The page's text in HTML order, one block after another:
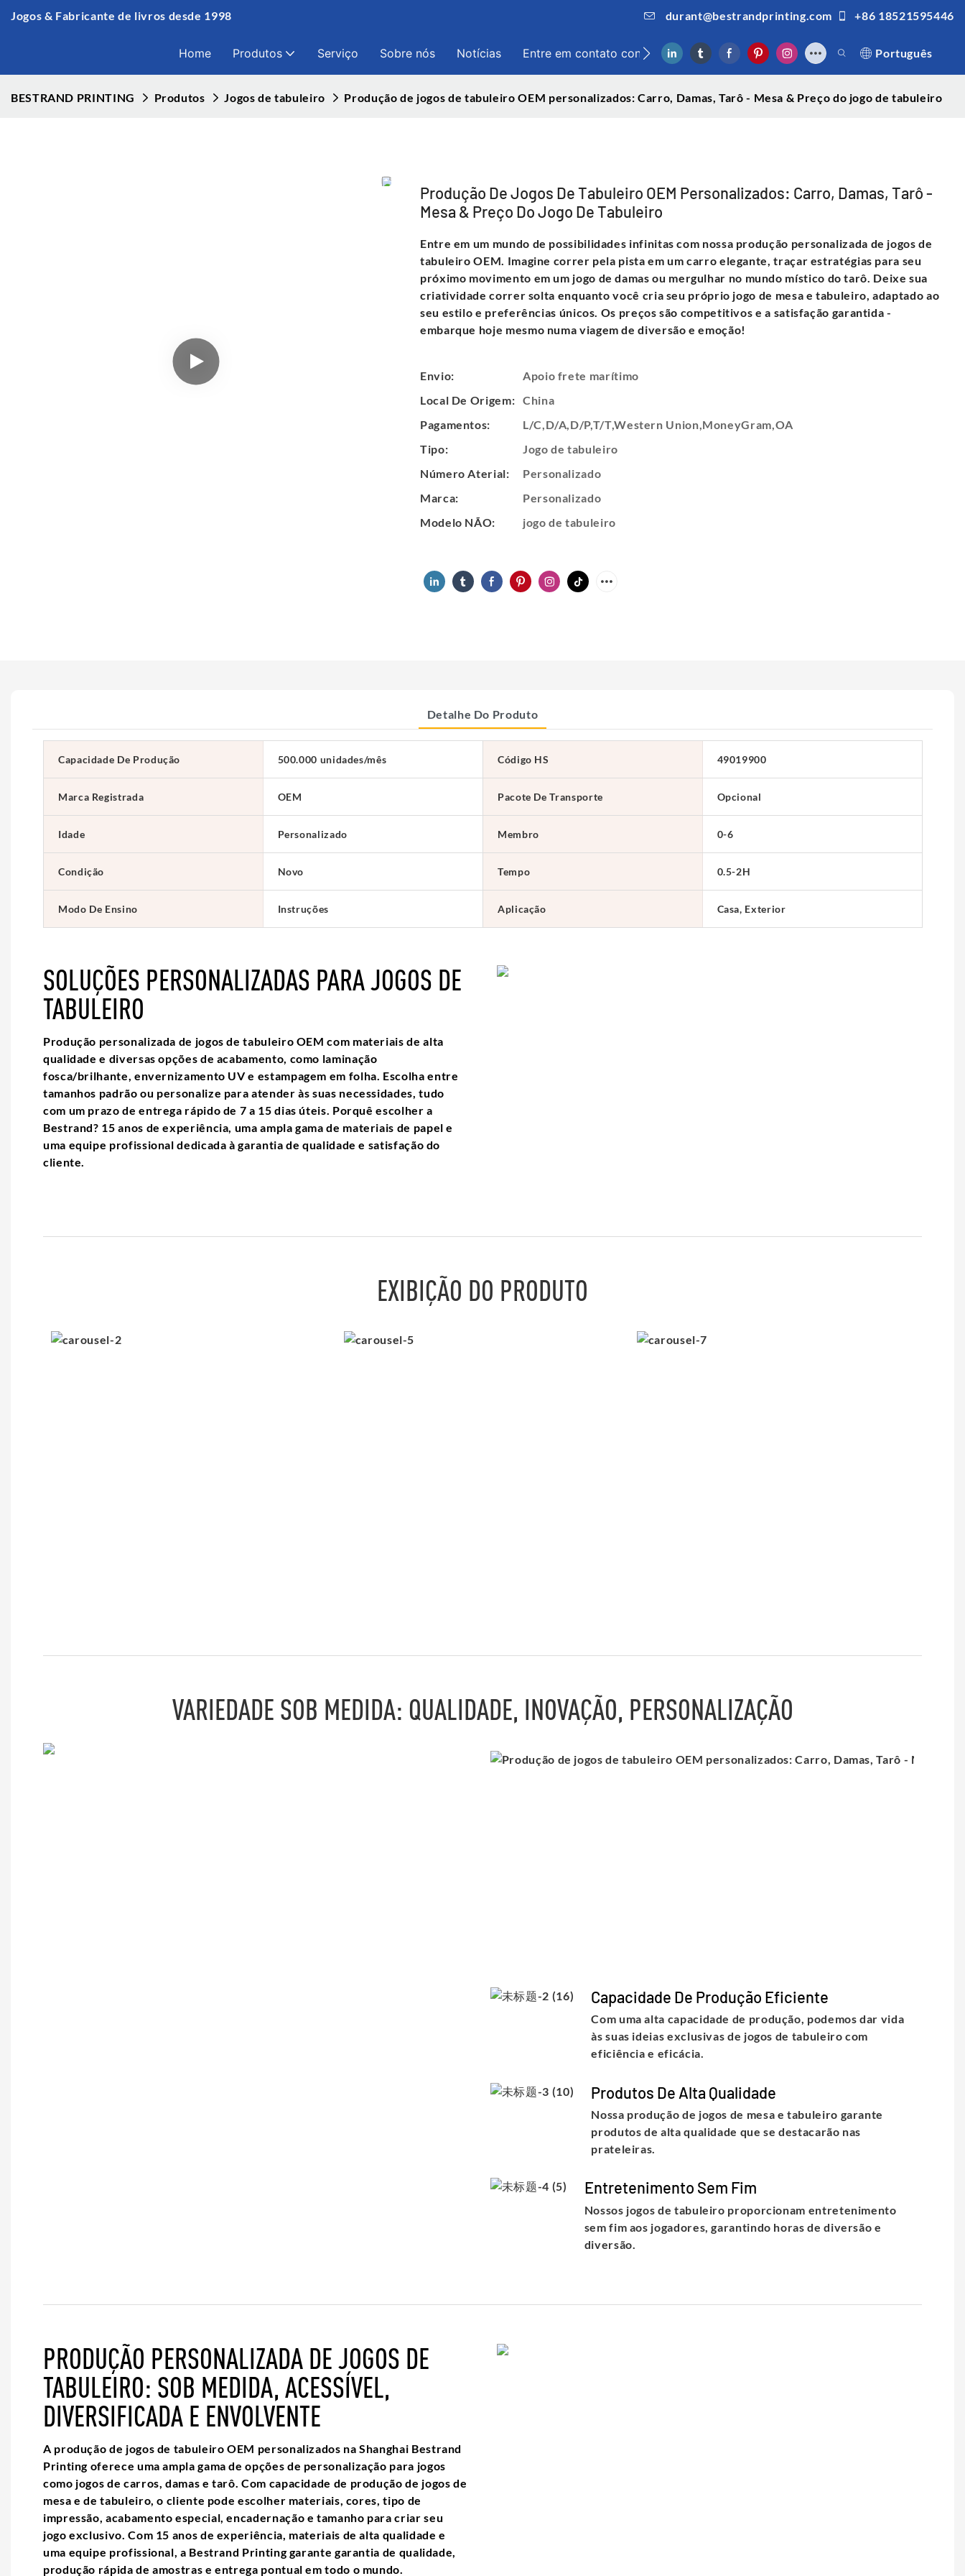
Jogos & Fabricante de livros desde 1998 durant@bestrandprinting.com +86 18521595446
Home Produtos Serviço Sobre nós Notícias Entre em contato conosco Português
BESTRAND PRINTING Produtos Jogos de tabuleiro Produção de jogos de tabuleiro OEM personalizados: Carro, Damas, Tarô - Mesa & Preço do jogo de tabuleiro
Produção De Jogos De Tabuleiro OEM Personalizados: Carro, Damas, Tarô -
Mesa & Preço Do Jogo De Tabuleiro
Entre em um mundo de possibilidades infinitas com nossa produção personalizada de jogos de
tabuleiro OEM. Imagine correr pela pista em um carro elegante, traçar estratégias para seu
próximo movimento em um jogo de damas ou mergulhar no mundo místico do tarô. Deixe sua
criatividade correr solta enquanto você cria seu próprio jogo de mesa e tabuleiro, adaptado ao
seu estilo e preferências únicos. Os preços são competitivos e a satisfação garantida -
embarque hoje mesmo numa viagem de diversão e emoção!
Envio:
Apoio frete marítimo
Local De Origem: China
Pagamentos:
L/C,D/A,D/P,T/T,Western Union,MoneyGram,OA
Tipo:
Jogo de tabuleiro
Número Aterial:
Personalizado
Marca:
Personalizado
Modelo NÃO:
jogo de tabuleiro
Detalhe Do Produto
Capacidade De Produção 500.000 unidades/mês Código HS 49019900
Marca Registrada OEM Pacote De Transporte Opcional
Idade Personalizado Membro 0-6
Condição Novo Tempo 0.5-2H
Modo De Ensino Instruções Aplicação Casa, Exterior
SOLUÇÕES PERSONALIZADAS PARA JOGOS DE
TABULEIRO
Produção personalizada de jogos de tabuleiro OEM com materiais de alta
qualidade e diversas opções de acabamento, como laminação
fosca/brilhante, envernizamento UV e estampagem em folha. Escolha entre
tamanhos padrão ou personalize para atender às suas necessidades, tudo
com um prazo de entrega rápido de 7 a 15 dias úteis. Porquê escolher a
Bestrand? 15 anos de experiência, uma ampla gama de materiais de papel e
uma equipe profissional dedicada à garantia de qualidade e satisfação do
cliente.
EXIBIÇÃO DO PRODUTO
VARIEDADE SOB MEDIDA: QUALIDADE, INOVAÇÃO, PERSONALIZAÇÃO
Capacidade De Produção Eficiente
Com uma alta capacidade de produção, podemos dar vida
às suas ideias exclusivas de jogos de tabuleiro com
eficiência e eficácia.
Produtos De Alta Qualidade
Nossa produção de jogos de mesa e tabuleiro garante
produtos de alta qualidade que se destacarão nas
prateleiras.
Entretenimento Sem Fim
Nossos jogos de tabuleiro proporcionam entretenimento
sem fim aos jogadores, garantindo horas de diversão e
diversão.
PRODUÇÃO PERSONALIZADA DE JOGOS DE
TABULEIRO: SOB MEDIDA, ACESSÍVEL,
DIVERSIFICADA E ENVOLVENTE
A produção de jogos de tabuleiro OEM personalizados na Shanghai Bestrand
Printing oferece uma ampla gama de opções de personalização para jogos
como jogos de carros, damas e tarô. Com capacidade de produção de jogos de
mesa e de tabuleiro, o cliente pode escolher materiais, cores, tipo de
impressão, acabamento especial, encadernação e tamanho para criar seu
jogo exclusivo. Com 15 anos de experiência, materiais de alta qualidade e
uma equipe profissional, a Bestrand Printing garante garantia de qualidade,
produção rápida de amostras e entrega pontual em todo o mundo.